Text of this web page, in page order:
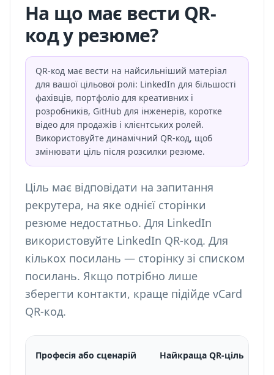
На що має вести QR-
код у резюме?
QR-код має вести на найсильніший матеріал
для вашої цільової ролі: LinkedIn для більшості
фахівців, портфоліо для креативних і
розробників, GitHub для інженерів, коротке
відео для продажів і клієнтських ролей.
Використовуйте динамічний QR-код, щоб
змінювати ціль після розсилки резюме.
Ціль має відповідати на запитання
рекрутера, на яке однієї сторінки
резюме недостатньо. Для LinkedIn
використовуйте LinkedIn QR-код. Для
кількох посилань — сторінку зі списком
посилань. Якщо потрібно лише
зберегти контакти, краще підійде vCard
QR-код.
Професія або сценарій Найкраща QR-ціль